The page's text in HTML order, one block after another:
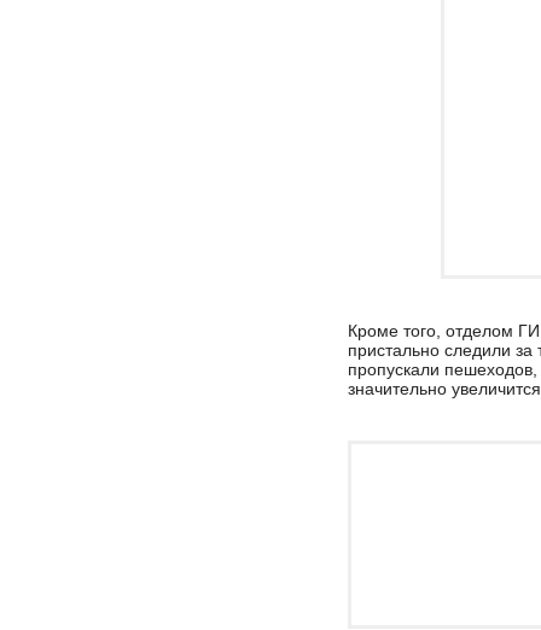
Кроме того, отделом
пристально следили
пропускали
значительно